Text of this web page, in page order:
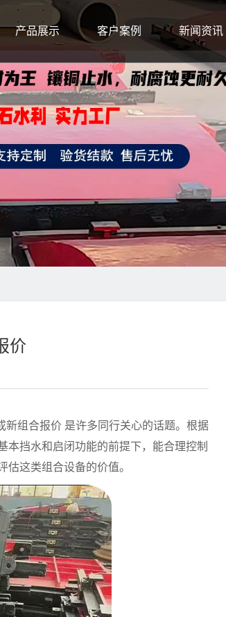
产品展示 客户案例 新闻资讯
价
组合报价 是许多同行关心的话题。根据
本挡水和启闭功能的前提下，能合理控制
这类组合设备的价值。